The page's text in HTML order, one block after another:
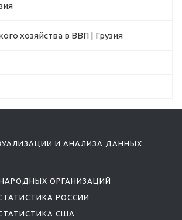
хозяйства в ВВП | Грузия
И АНАЛИЗА ДАННЫХ
ОРГАНИЗАЦИЙ
РОССИИ
США